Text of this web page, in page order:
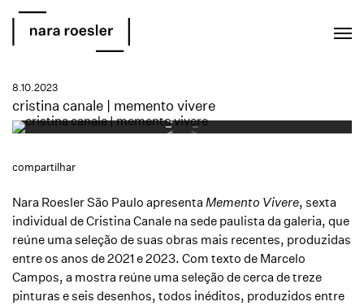
8.10.2023
cristina canale | memento vivere
compartilhar
Nara Roesler São Paulo apresentaMemento Vivere, sexta
individual deCristina Canale na sede paulista da galeria, que
reúne uma seleção de suas obras mais recentes, produzidas
entre os anos de 2021 e 2023. Com texto de Marcelo
Campos, a mostra reúne uma seleção de cerca de treze
pinturas e seis desenhos, todos inéditos, produzidos entre